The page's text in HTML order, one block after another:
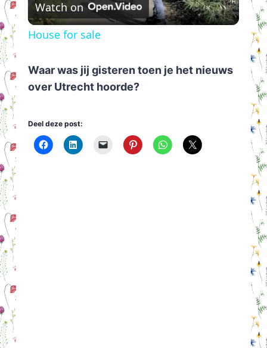
Video
Watch on
House for sale
Waar was jij gisteren toen je het nieuws
over Utrecht hoorde?
Deel deze post: